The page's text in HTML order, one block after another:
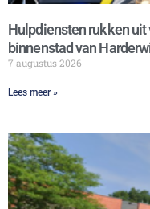
Hulpdiensten rukken
binnenstad van
7 augustus 2026
Lees meer »